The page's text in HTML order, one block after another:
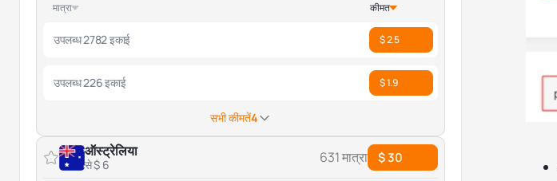
मात्रा कीमत
उपलब्ध 2782 इकाई $ 2.5
उपलब्ध 226 इकाई $ 1.9
सभी कीमतें4
ऑस्ट्रेलिया
से $ 6 631 मात्रा $ 30